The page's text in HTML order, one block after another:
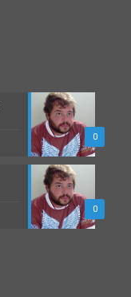
0
0